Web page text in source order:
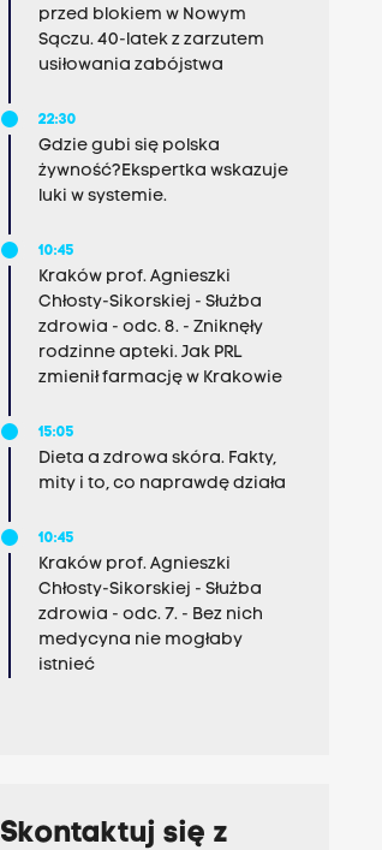
przed blokiem w Nowym
Sączu. 40-latek z zarzutem
usiłowania zabójstwa
22:30
Gdzie gubi się polska
żywność?Ekspertka wskazuje
luki w systemie.
10:45
Kraków prof. Agnieszki
Chłosty-Sikorskiej - Służba
zdrowia - odc. 8. - Zniknęły
rodzinne apteki. Jak PRL
zmienił farmację w Krakowie
15:05
Dieta a zdrowa skóra. Fakty,
mity i to, co naprawdę działa
10:45
Kraków prof. Agnieszki
Chłosty-Sikorskiej - Służba
zdrowia - odc. 7. - Bez nich
medycyna nie mogłaby
istnieć
Skontaktuj się z